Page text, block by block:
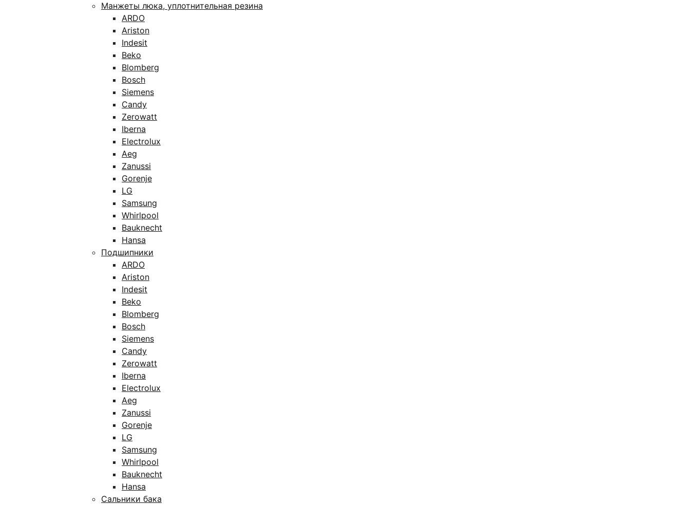
Манжеты люка, уплотнительная резина
ARDO
Ariston
Indesit
Beko
Blomberg
Bosch
Siemens
Candy
Zerowatt
Iberna
Electrolux
Aeg
Zanussi
Gorenje
LG
Samsung
Whirlpool
Bauknecht
Hansa
Подшипники
ARDO
Ariston
Indesit
Beko
Blomberg
Bosch
Siemens
Candy
Zerowatt
Iberna
Electrolux
Aeg
Zanussi
Gorenje
LG
Samsung
Whirlpool
Bauknecht
Hansa
Сальники бака